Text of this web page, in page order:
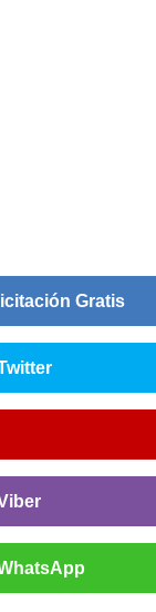
Gratis